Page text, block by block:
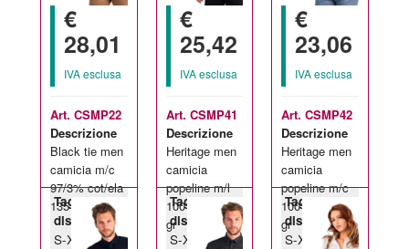
€
28,01
IVA esclusa
Art. CSMP22
Descrizione
Black tie men
camicia m/c
97/3% cot/ela
135 gr/m2
Taglie
disponibili:
S-XXL
€
25,42
IVA esclusa
Art. CSMP41
Descrizione
Heritage men
camicia
popeline m/l
100% cot 125
gr
Taglie
disponibili:
S-XXL
€
23,06
IVA esclusa
Art. CSMP42
Descrizione
Heritage men
camicia
popeline m/c
100% cot 125
gr
Taglie
disponibili:
S-XXL